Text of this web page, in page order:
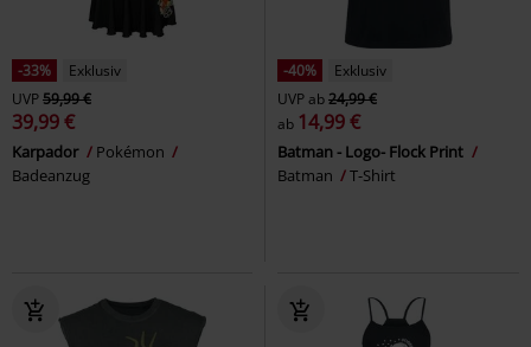
-33%
Exklusiv
UVP59,99 €
39,99 €
Karpador
Pokémon
Badeanzug
-40%
Exklusiv
UVPab24,99 €
ab 14,99 €
Batman - Logo- Flock Print
Batman
T-Shirt